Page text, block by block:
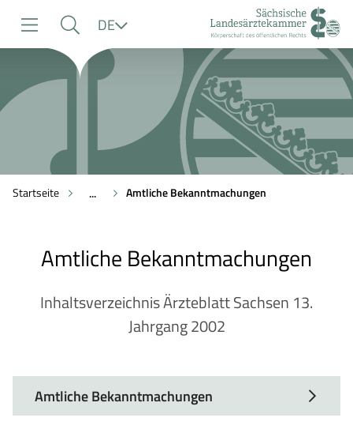
Navigation
Suche
Inhalt
DE
Startseite ... Amtliche Bekanntmachungen
Amtliche Bekanntmachungen
Inhaltsverzeichnis Ärzteblatt Sachsen 13.
Jahrgang 2002
Amtliche Bekanntmachungen